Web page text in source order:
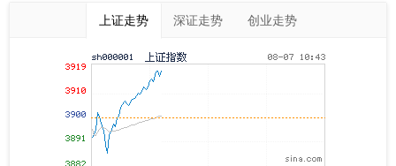
上证走势 深证走势 创业走势